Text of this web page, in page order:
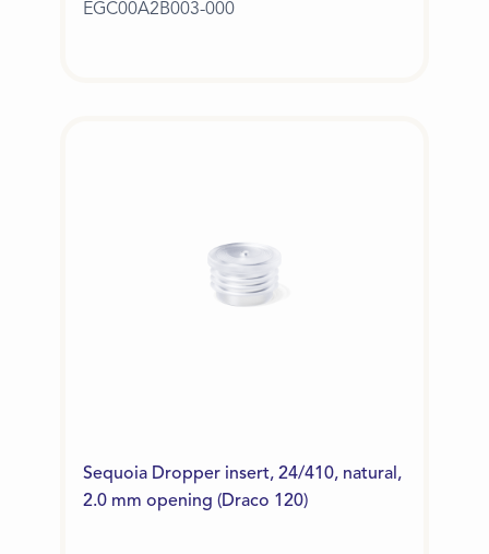
EGC00A2B003-000
Sequoia Dropper insert, 24/410, natural,
2.0 mm opening (Draco 120)